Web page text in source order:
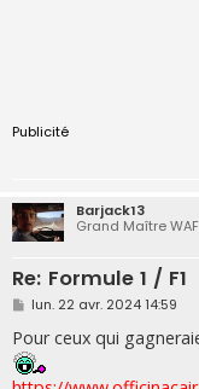
Publicité
Barjack13
Grand Maître WAF
Re: Formule 1 / F1
M
s
s
a
g
lun. 22 avr. 2024 14:59
Pour ceux qui